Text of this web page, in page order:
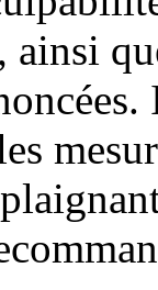
ainsi